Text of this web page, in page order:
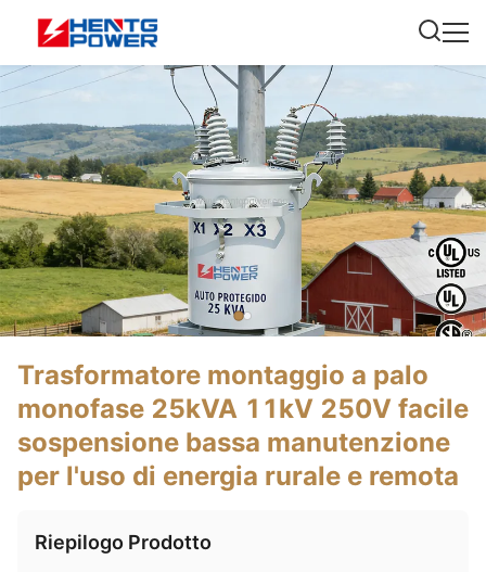
Trasformatore montaggio a palo
monofase 25kVA 11kV 250V facile
sospensione bassa manutenzione
per l'uso di energia rurale e remota
Riepilogo Prodotto